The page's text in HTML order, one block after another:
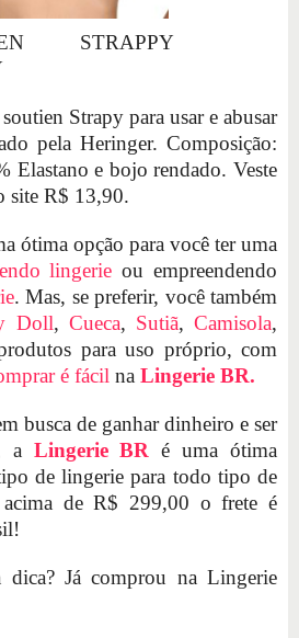
STRAPPY
Strapy para usar e abusar
pela Heringer. Composição:
Elastano e bojo rendado. Veste
site R$ 13,90.
ótima opção para você ter uma
lingerie ou empreendendo
. Mas, se preferir, você também
Doll, Cueca, Sutiã,Camisola,
para uso próprio, com
é fácil na Lingerie BR.
busca de ganhar dinheiro e ser
a Lingerie BR é uma ótima
de lingerie para todo tipo de
de R$ 299,00 o frete é
dica? Já comprou na Lingerie